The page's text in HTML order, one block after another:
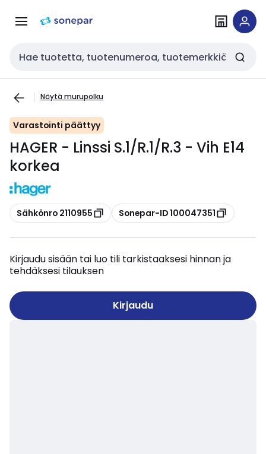
navigointiinsisältöön
Haku
Näytä murupolku
Varastointi päättyy
HAGER - Linssi S.1/R.1/R.3 - Vih E14
korkea
Kopioi
Sähkönro 2110955 Kopioi
Sonepar-ID 100047351
Kirjaudu sisään tai luo tili tarkistaaksesi hinnan ja
tehdäksesi tilauksen
Kirjaudu